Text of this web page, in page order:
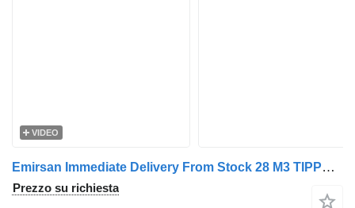
VIDEO
Emirsan Immediate Delivery From Stock 28 M3 TIPPER - HARDOX BODY !
Prezzo su richiesta